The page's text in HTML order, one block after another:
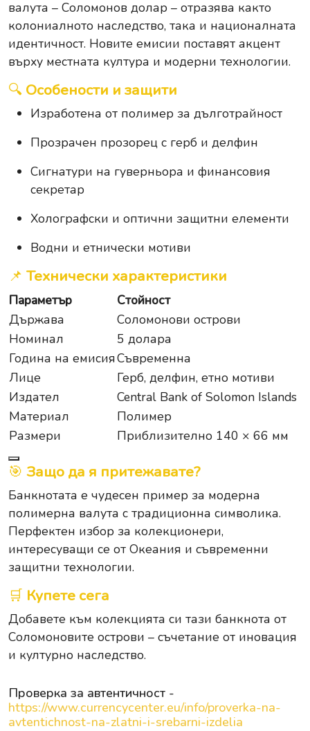
валута – Соломонов долар – отразява както
колониалното наследство, така и националната
идентичност. Новите емисии поставят акцент
върху местната култура и модерни технологии.
🔍 Особености и защити
Изработена от полимер за дълготрайност
Прозрачен прозорец с герб и делфин
Сигнатури на гуверньора и финансовия
секретар
Холографски и оптични защитни елементи
Водни и етнически мотиви
📌 Технически характеристики
Параметър
Стойност
Държава
Соломонови острови
Номинал
5 долара
Година на емисияСъвременна
Лице
Герб, делфин, етно мотиви
Издател
Central Bank of Solomon Islands
Материал
Полимер
Размери
Приблизително 140 × 66 мм
🎯 Защо да я притежавате?
Банкнотата е чудесен пример за модерна
полимерна валута с традиционна символика.
Перфектен избор за колекционери,
интересуващи се от Океания и съвременни
защитни технологии.
🛒 Купете сега
Добавете към колекцията си тази банкнота от
Соломоновите острови – съчетание от иновация
и културно наследство.
Проверка за автентичност -
https://www.currencycenter.eu/info/proverka-na-
avtentichnost-na-zlatni-i-srebarni-izdelia